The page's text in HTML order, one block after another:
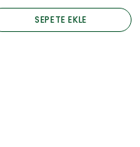
SEPETE EKLE